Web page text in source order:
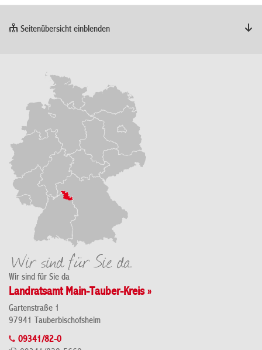
Seitenübersicht einblenden
Wir sind für Sie da
Landratsamt Main-Tauber-Kreis »
Gartenstraße 1
97941 Tauberbischofsheim
09341/82-0